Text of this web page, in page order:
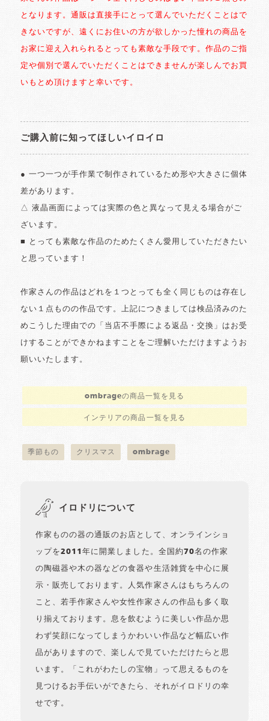
となります。通販は直接手にとって選んでいただくことはで
きないですが、遠くにお住いの方が欲しかった憧れの商品を
お家に迎え入れられるとっても素敵な手段です。作品のご指
定や個別で選んでいただくことはできませんが楽しんでお買
いもとめ頂けますと幸いです。
ご購入前に知ってほしいイロイロ
● 一つ一つが手作業で制作されているため形や大きさに個体
差があります。
△ 液晶画面によっては実際の色と異なって見える場合がご
ざいます。
■ とっても素敵な作品のためたくさん愛用していただきたい
と思っています！
作家さんの作品はどれを１つとっても全く同じものは存在し
ない１点ものの作品です。上記につきましては検品済みのた
めこうした理由での「当店不手際による返品・交換」はお受
けすることができかねますことをご理解いただけますようお
願いいたします。
ombrageの商品一覧を見る
インテリアの商品一覧を見る
季節もの クリスマス ombrage
イロドリについて
作家ものの器の通販のお店として、オンラインショ
ップを2011年に開業しました。全国約70名の作家
の陶磁器や木の器などの食器や生活雑貨を中心に展
示・販売しております。人気作家さんはもちろんの
こと、若手作家さんや女性作家さんの作品も多く取
り揃えております。息を飲むように美しい作品か思
わず笑顔になってしまうかわいい作品など幅広い作
品がありますので、楽しんで見ていただけたらと思
います。「これがわたしの宝物」って思えるものを
見つけるお手伝いができたら、それがイロドリの幸
せです。